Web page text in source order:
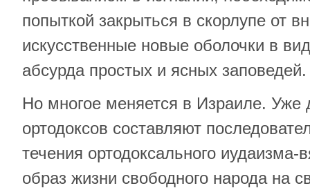
попыткой закрыться в скорлупе от
искусственные новые оболочки в
абсурда простых и ясных заповедей.
Но многое меняется в Израиле. Уже
ортодоксов составляют
течения ортодоксального
образ жизни свободного народа на